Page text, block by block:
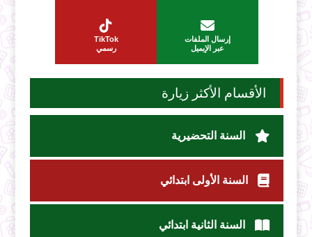
إرسال الملفات
عبر الإيميل
TikTok
رسمي
الأقسام الأكثر زيارة
السنة التحضيرية
السنة الأولى ابتدائي
السنة الثانية ابتدائي